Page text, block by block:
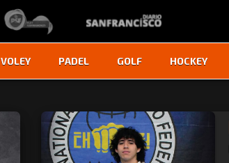
VOLEY PADEL GOLF HOCKEY